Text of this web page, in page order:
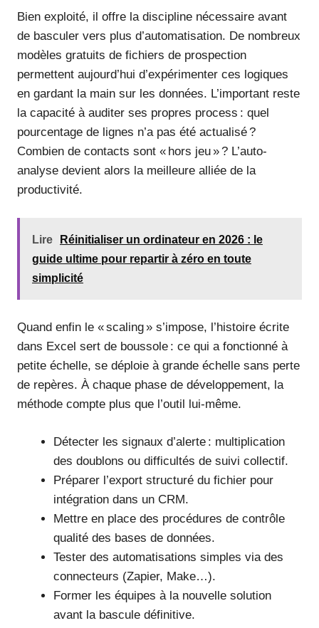
Bien exploité, il offre la discipline nécessaire avant
de basculer vers plus d’automatisation. De nombreux
modèles gratuits de fichiers de prospection
permettent aujourd’hui d’expérimenter ces logiques
en gardant la main sur les données. L’important reste
la capacité à auditer ses propres process : quel
pourcentage de lignes n’a pas été actualisé ?
Combien de contacts sont « hors jeu » ? L’auto-
analyse devient alors la meilleure alliée de la
productivité.
Lire
Réinitialiser un ordinateur en 2026 : le
guide ultime pour repartir à zéro en toute
simplicité
Quand enfin le « scaling » s’impose, l’histoire écrite
dans Excel sert de boussole : ce qui a fonctionné à
petite échelle, se déploie à grande échelle sans perte
de repères. À chaque phase de développement, la
méthode compte plus que l’outil lui-même.
Détecter les signaux d’alerte : multiplication
des doublons ou difficultés de suivi collectif.
Préparer l’export structuré du fichier pour
intégration dans un CRM.
Mettre en place des procédures de contrôle
qualité des bases de données.
Tester des automatisations simples via des
connecteurs (Zapier, Make…).
Former les équipes à la nouvelle solution
avant la bascule définitive.